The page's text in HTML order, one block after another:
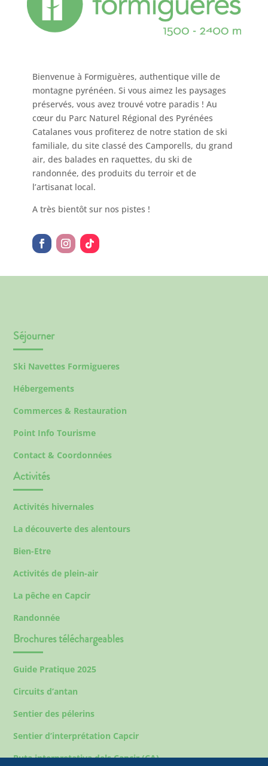
Bienvenue à Formiguères, authentique ville de
montagne pyrénéen. Si vous aimez les paysages
préservés, vous avez trouvé votre paradis ! Au
cœur du Parc Naturel Régional des Pyrénées
Catalanes vous profiterez de notre station de ski
familiale, du site classé des Camporells, du grand
air, des balades en raquettes, du ski de
randonnée, des produits du terroir et de
l’artisanat local.
A très bientôt sur nos pistes !
Séjourner
Ski Navettes Formigueres
Hébergements
Commerces & Restauration
Point Info Tourisme
Contact & Coordonnées
Activités
Activités hivernales
La découverte des alentours
Bien-Etre
Activités de plein-air
La pêche en Capcir
Randonnée
Brochures téléchargeables
Guide Pratique 2025
Circuits d’antan
Sentier des pélerins
Sentier d’interprétation Capcir
Ruta interpretativa dels Capcir (CA)